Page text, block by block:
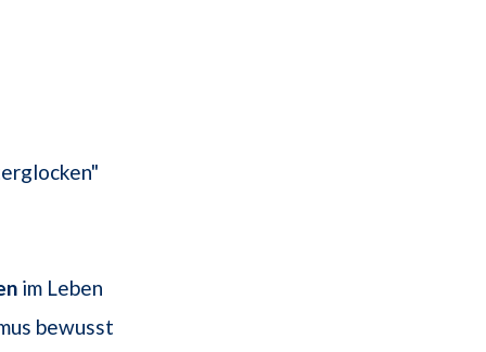
im Leben
bewusst